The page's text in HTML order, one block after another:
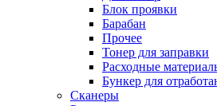
Блок проявки
Барабан
Прочее
Тонер для заправки
Расходные
Бункер для
Сканеры